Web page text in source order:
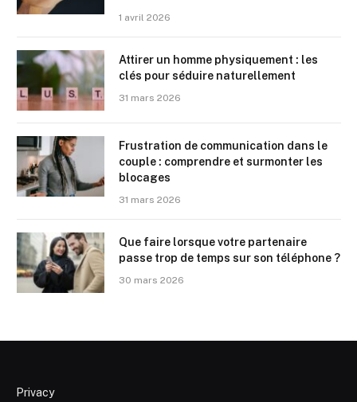
1 avril 2026
Attirer un homme physiquement : les
clés pour séduire naturellement
31 mars 2026
Frustration de communication dans le
couple : comprendre et surmonter les
blocages
31 mars 2026
Que faire lorsque votre partenaire
passe trop de temps sur son téléphone ?
30 mars 2026
Privacy